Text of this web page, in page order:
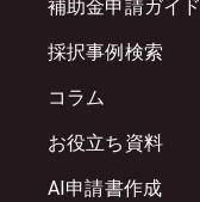
補助金申請ガイド
採択事例検索
コラム
お役立ち資料
AI申請書作成